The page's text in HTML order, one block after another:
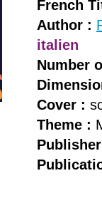
French
Author :
italien
Number
Cover :
Theme :